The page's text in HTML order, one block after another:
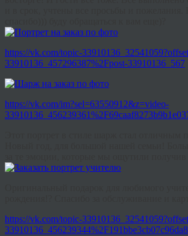
https://vk.com/topic-
33910136_457296387%2Fpost-33910136_567
https://vk.com/im?sel=63550912&z=video-
https://vk.com/topic-